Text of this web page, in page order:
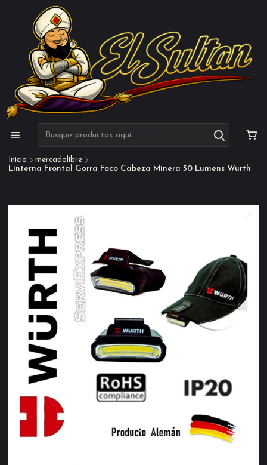
Inicio
mercadolibre
Linterna Frontal Gorra Foco Cabeza Minera 50 Lumens Wurth